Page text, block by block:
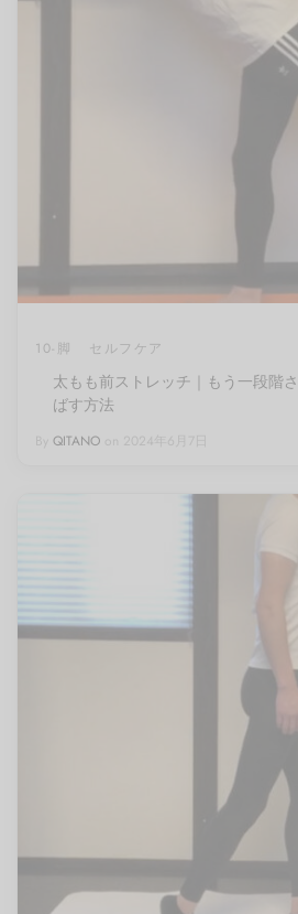
10-脚 セルフケア
太もも前ストレッチ｜もう一段階
ばす方法
QITANO